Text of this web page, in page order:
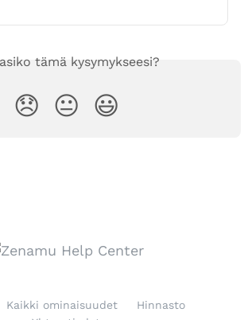
tämä kysymykseesi?
😞 😐 😃
Kaikki ominaisuudet
Hinnasto